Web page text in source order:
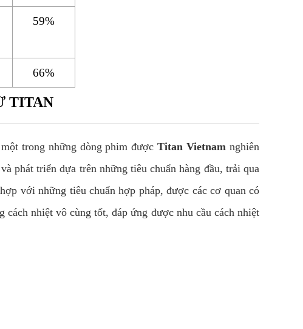
59%
66%
TITAN
trong những dòng phim đượcTitan Vietnam nghiên
phát triển dựa trên những tiêu chuẩn hàng đầu, trải qua
với những tiêu chuẩn hợp pháp, được các cơ quan có
nhiệt vô cùng tốt, đáp ứng được nhu cầu cách nhiệt